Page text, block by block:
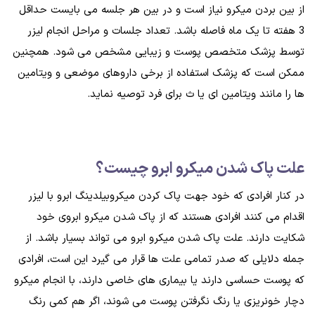
از بین بردن میکرو نیاز است و در بین هر جلسه می بایست حداقل
3 هفته تا یک ماه فاصله باشد. تعداد جلسات و مراحل انجام لیزر
توسط پزشک متخصص پوست و زیبایی مشخص می شود. همچنین
ممکن است که پزشک استفاده از برخی داروهای موضعی و ویتامین
ها را مانند ویتامین ای یا ث برای فرد توصیه نماید.
علت پاک شدن میکرو ابرو چیست؟
در کنار افرادی که خود جهت پاک کردن میکروبیلدینگ ابرو با لیزر
اقدام می کنند افرادی هستند که از پاک شدن میکرو ابروی خود
شکایت دارند. علت پاک شدن میکرو ابرو می تواند بسیار باشد. از
جمله دلایلی که صدر تمامی علت ها قرار می گیرد این است، افرادی
که پوست حساسی دارند یا بیماری های خاصی دارند، با انجام میکرو
دچار خونریزی یا رنگ نگرفتن پوست می شوند، اگر هم کمی رنگ